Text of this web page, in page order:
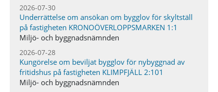
2026-07-30
Underrättelse om ansökan om bygglov för skyltställ
på fastigheten KRONOÖVERLOPPSMARKEN 1:1
Miljö- och byggnadsnämnden
2026-07-28
Kungörelse om beviljat bygglov för nybyggnad av
fritidshus på fastigheten KLIMPFJÄLL 2:101
Miljö- och byggnadsnämnden